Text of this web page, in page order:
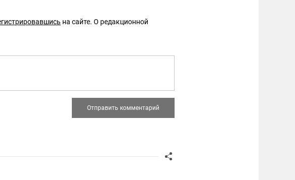
на сайте. О редакционной